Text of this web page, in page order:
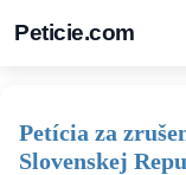
Peticie.com
Petícia za
Slovenskej